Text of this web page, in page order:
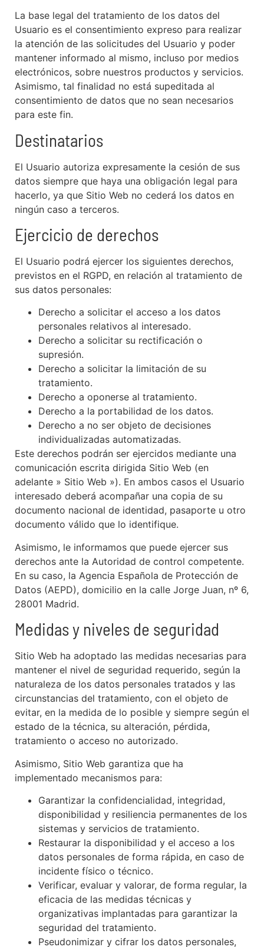
La base legal del tratamiento de los datos del
Usuario es el consentimiento expreso para realizar
la atención de las solicitudes del Usuario y poder
mantener informado al mismo, incluso por medios
electrónicos, sobre nuestros productos y servicios.
Asimismo, tal finalidad no está supeditada al
consentimiento de datos que no sean necesarios
para este fin.
Destinatarios
El Usuario autoriza expresamente la cesión de sus
datos siempre que haya una obligación legal para
hacerlo, ya que Sitio Web no cederá los datos en
ningún caso a terceros.
Ejercicio de derechos
El Usuario podrá ejercer los siguientes derechos,
previstos en el RGPD, en relación al tratamiento de
sus datos personales:
Derecho a solicitar el acceso a los datos
personales relativos al interesado.
Derecho a solicitar su rectificación o
supresión.
Derecho a solicitar la limitación de su
tratamiento.
Derecho a oponerse al tratamiento.
Derecho a la portabilidad de los datos.
Derecho a no ser objeto de decisiones
individualizadas automatizadas.
Este derechos podrán ser ejercidos mediante una
comunicación escrita dirigida Sitio Web (en
adelante » Sitio Web »). En ambos casos el Usuario
interesado deberá acompañar una copia de su
documento nacional de identidad, pasaporte u otro
documento válido que lo identifique.
Asimismo, le informamos que puede ejercer sus
derechos ante la Autoridad de control competente.
En su caso, la Agencia Española de Protección de
Datos (AEPD), domicilio en la calle Jorge Juan, nº 6,
28001 Madrid.
Medidas y niveles de seguridad
Sitio Web ha adoptado las medidas necesarias para
mantener el nivel de seguridad requerido, según la
naturaleza de los datos personales tratados y las
circunstancias del tratamiento, con el objeto de
evitar, en la medida de lo posible y siempre según el
estado de la técnica, su alteración, pérdida,
tratamiento o acceso no autorizado.
Asimismo, Sitio Web garantiza que ha
implementado mecanismos para:
Garantizar la confidencialidad, integridad,
disponibilidad y resiliencia permanentes de los
sistemas y servicios de tratamiento.
Restaurar la disponibilidad y el acceso a los
datos personales de forma rápida, en caso de
incidente físico o técnico.
Verificar, evaluar y valorar, de forma regular, la
eficacia de las medidas técnicas y
organizativas implantadas para garantizar la
seguridad del tratamiento.
Pseudonimizar y cifrar los datos personales,